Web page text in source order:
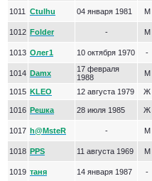
1011 Ctulhu 04 января 1981 М
1012 Folder - М
1013 Олег1 10 октября 1970 -
1014 Damx
17 февраля
1988
М
1015 KLEO 12 августа 1979 Ж
1016 Решка 28 июля 1985 Ж
1017 h@MsteR - М
1018 PPS 11 августа 1969 М
1019 таня 14 января 1987 -